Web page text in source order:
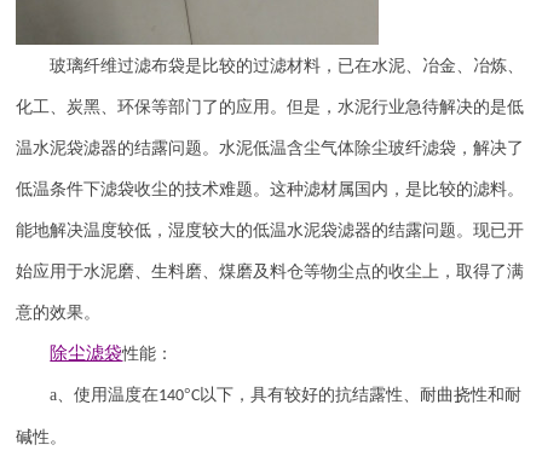
玻璃纤维过滤布袋是比较的过滤材料，已在水泥、冶金、冶炼、
化工、炭黑、环保等部门了的应用。但是，水泥行业急待解决的是低
温水泥袋滤器的结露问题。水泥低温含尘气体除尘玻纤滤袋，解决了
低温条件下滤袋收尘的技术难题。这种滤材属国内，是比较的滤料。
能地解决温度较低，湿度较大的低温水泥袋滤器的结露问题。现已开
始应用于水泥磨、生料磨、煤磨及料仓等物尘点的收尘上，取得了满
意的效果。
除尘滤袋性能：
a、使用温度在140°C以下，具有较好的抗结露性、耐曲挠性和耐
碱性。